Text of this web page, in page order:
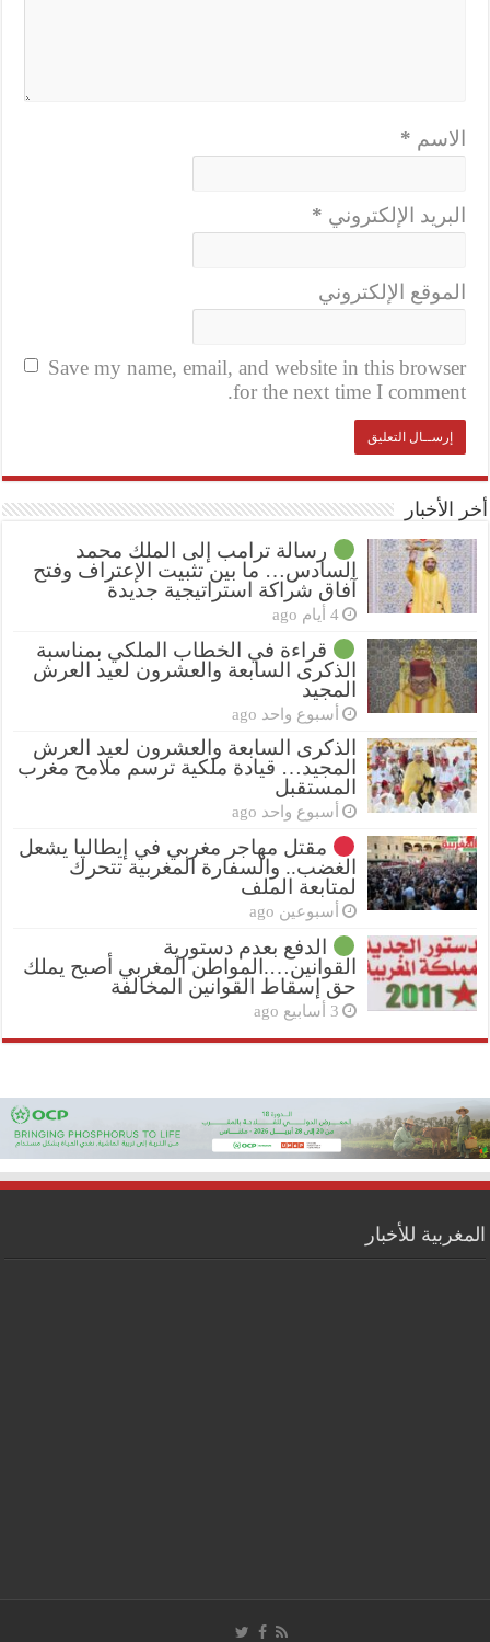
الاسم *
البريد الإلكتروني *
الموقع الإلكتروني
Save my name, email, and website in this browser
for the next time I comment.
أخر الأخبار
رسالة ترامب إلى الملك محمد
السادس… ما بين تثبيت الإعتراف وفتح
آفاق شراكة استراتيجية جديدة
4 أيام ago
قراءة في الخطاب الملكي بمناسبة
الذكرى السابعة والعشرون لعيد العرش
المجيد
أسبوع واحد ago
الذكرى السابعة والعشرون لعيد العرش
المجيد… قيادة ملكية ترسم ملامح مغرب
المستقبل
أسبوع واحد ago
مقتل مهاجر مغربي في إيطاليا يشعل
الغضب.. والسفارة المغربية تتحرك
لمتابعة الملف
أسبوعين ago
الدفع بعدم دستورية
القوانين….المواطن المغربي أصبح يملك
حق إسقاط القوانين المخالفة
3 أسابيع ago
المغربية للأخبار